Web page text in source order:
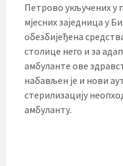
Петрово укључених у
мјесних заједница у
обезбијеђена
столице него и за
амбуланте ове
набављен је и нови
стерилизацију
амбуланту.